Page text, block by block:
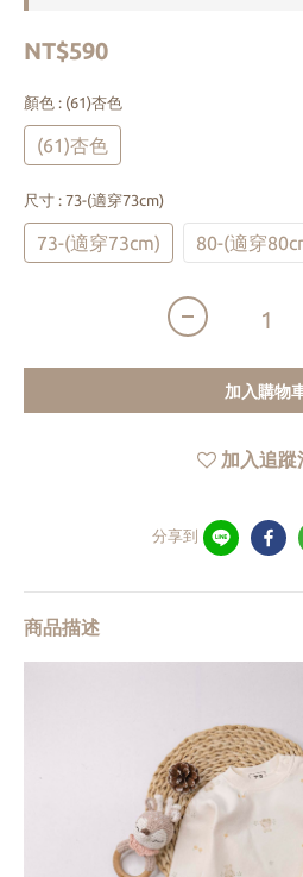
NT$590
顏色 : (61)杏色
(61)杏色
尺寸 : 73-(適穿73cm)
73-(適穿73cm) 80-(適穿
加入購物
加入追蹤
分享到
商品描述